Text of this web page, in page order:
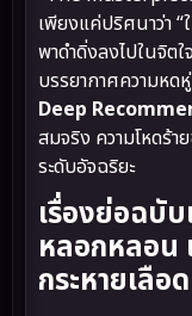
เพียงแค่ปริศนาว่า
พาดำดิ่งลงไปในจิต
บรรยากาศความหด
Deep
สมจริง ความโหดร้
ระดับอัจฉริยะ
เรื่องย่อฉบั
หลอกหลอน
กระหายเลือด